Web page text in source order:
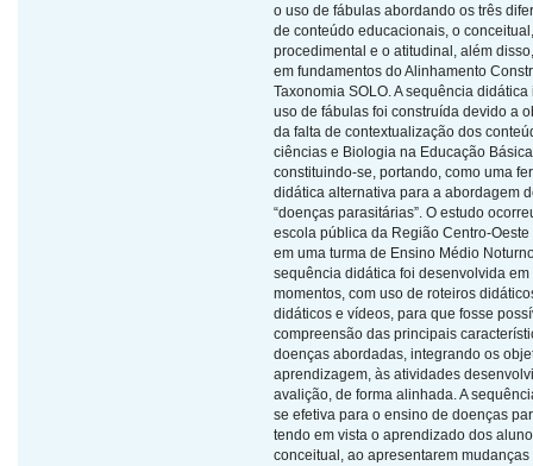
o uso de fábulas abordando os três
de conteúdo educacionais, o
procedimental e o atitudinal, além
em fundamentos do Alinhamento
Taxonomia SOLO. A sequência
uso de fábulas foi construída devido a
da falta de contextualização dos
ciências e Biologia na Educação
constituindo-se, portando, como uma
didática alternativa para a abordagem
“doenças parasitárias”. O estudo
escola pública da Região Centro-Oeste
em uma turma de Ensino Médio
sequência didática foi desenvolvida em
momentos, com uso de roteiros
didáticos e vídeos, para que fosse
compreensão das principais
doenças abordadas, integrando os
aprendizagem, às atividades
avalição, de forma alinhada. A
se efetiva para o ensino de doenças
tendo em vista o aprendizado dos
conceitual, ao apresentarem